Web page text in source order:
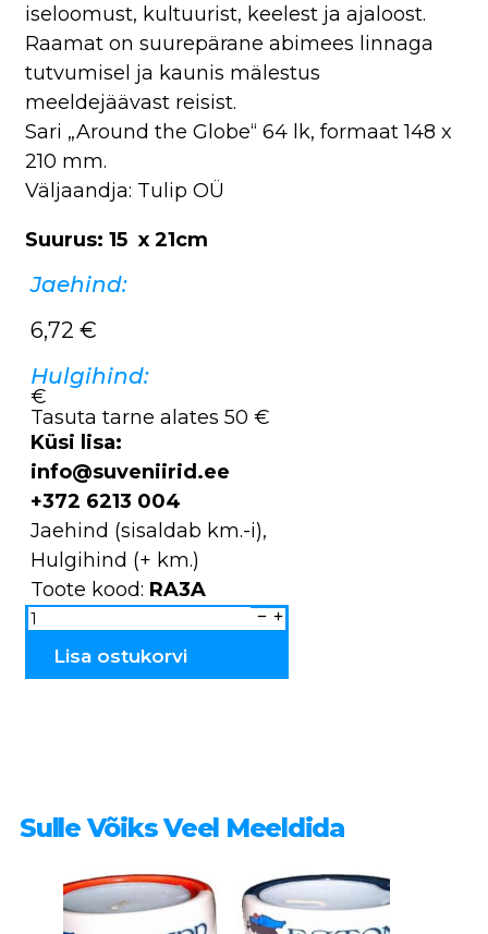
iseloomust, kultuurist, keelest ja ajaloost.
Raamat on suurepärane abimees linnaga
tutvumisel ja kaunis mälestus
meeldejäävast reisist.
Sari „Around the Globe“ 64 lk, formaat 148 x
210 mm.
Väljaandja: Tulip OÜ
Suurus: 15 x 21cm
Jaehind:
6,72 €
Hulgihind:
€
Tasuta tarne alates 50 €
Küsi lisa:
info@suveniirid.ee
+372 6213 004
Jaehind (sisaldab km.-i),
Hulgihind (+ km.)
Toote kood: RA3A
Raamat
"Tallinn
Estonia's
ja
Lisa ostukorvi
Sulle Võiks Veel Meeldida